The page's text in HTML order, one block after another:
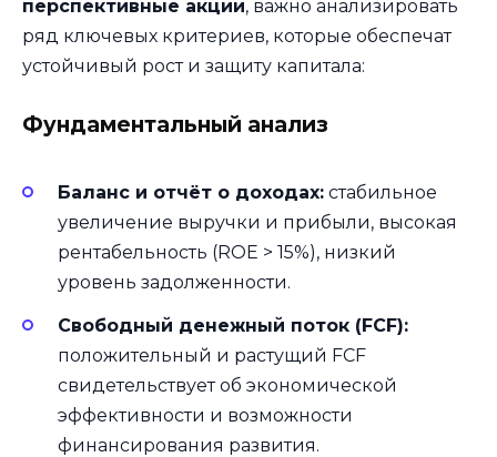
перспективные акции, важно анализировать
ряд ключевых критериев, которые обеспечат
устойчивый рост и защиту капитала:
Фундаментальный анализ
Баланс и отчёт о доходах: стабильное
увеличение выручки и прибыли, высокая
рентабельность (ROE > 15%), низкий
уровень задолженности.
Свободный денежный поток (FCF):
положительный и растущий FCF
свидетельствует об экономической
эффективности и возможности
финансирования развития.